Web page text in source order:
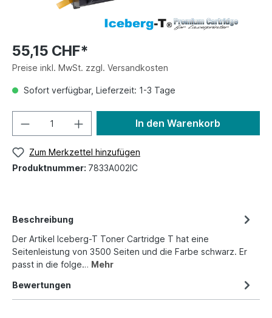
55,15 CHF*
Preise inkl. MwSt. zzgl. Versandkosten
Sofort verfügbar, Lieferzeit: 1-3 Tage
In den Warenkorb
Zum Merkzettel hinzufügen
Produktnummer: 7833A002IC
Beschreibung
Der Artikel Iceberg-T Toner Cartridge T hat eine
Seitenleistung von 3500 Seiten und die Farbe schwarz. Er
passt in die folge… Mehr
Bewertungen